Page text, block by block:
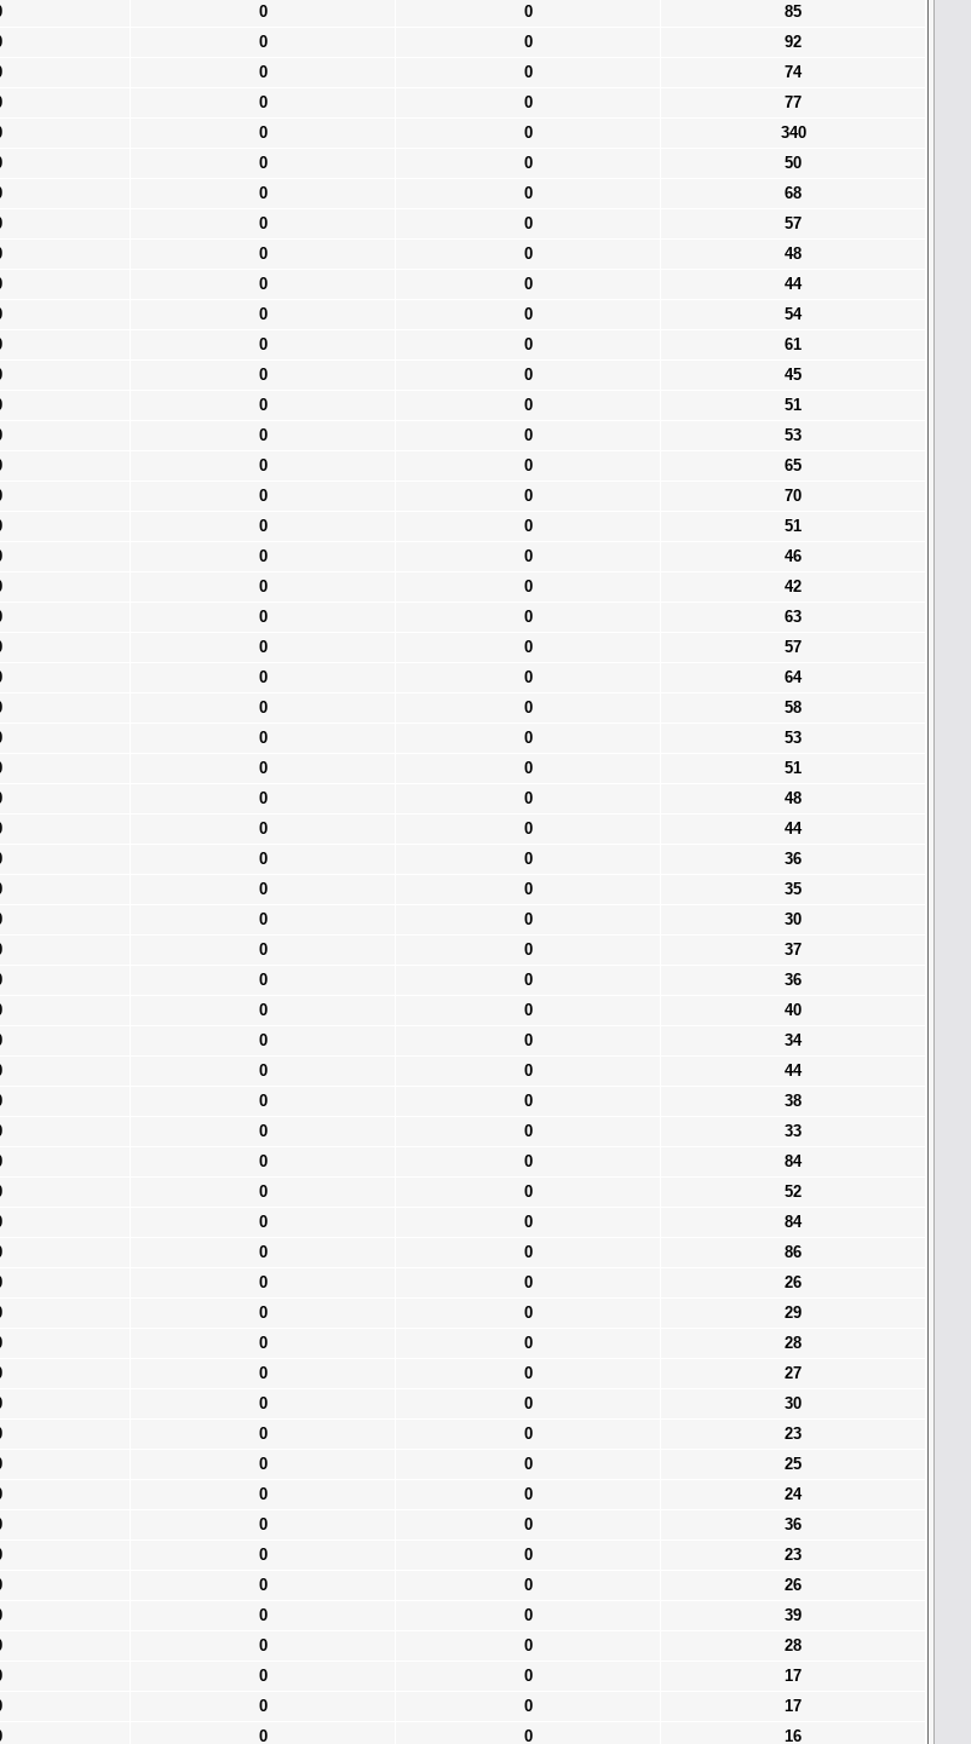
0 0
85
0 0
92
0 0
74
0 0
77
0 0
340
0 0
50
0 0
68
0 0
57
0 0
48
0 0
44
0 0
54
0 0
61
0 0
45
0 0
51
0 0
53
0 0
65
0 0
70
0 0
51
0 0
46
0 0
42
0 0
63
0 0
57
0 0
64
0 0
58
0 0
53
0 0
51
0 0
48
0 0
44
0 0
36
0 0
35
0 0
30
0 0
37
0 0
36
0 0
40
0 0
34
0 0
44
0 0
38
0 0
33
0 0
84
0 0
52
0 0
84
0 0
86
0 0
26
0 0
29
0 0
28
0 0
27
0 0
30
0 0
23
0 0
25
0 0
24
0 0
36
0 0
23
0 0
26
0 0
39
0 0
28
0 0
17
0 0
17
0 0 16